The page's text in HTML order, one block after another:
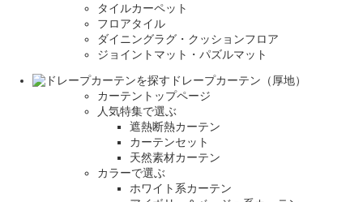
タイルカーペット
フロアタイル
ダイニングラグ・クッションフロア
ジョイントマット・パズルマット
ドレープカーテン（厚地）
カーテントップページ
人気特集で選ぶ
遮熱断熱カーテン
カーテンセット
天然素材カーテン
カラーで選ぶ
ホワイト系カーテン